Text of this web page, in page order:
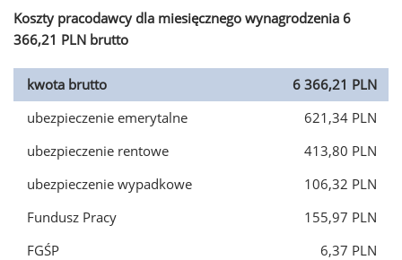
Koszty pracodawcy dla miesięcznego wynagrodzenia 6
366,21 PLN brutto
kwota brutto
6 366,21 PLN
ubezpieczenie emerytalne
621,34 PLN
ubezpieczenie rentowe
413,80 PLN
ubezpieczenie wypadkowe
106,32 PLN
Fundusz Pracy
155,97 PLN
FGŚP
6,37 PLN